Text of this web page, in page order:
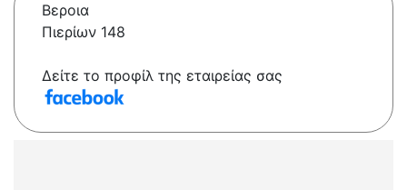
Βεροια
Πιερίων 148
Δείτε το προφίλ της εταιρείας σας